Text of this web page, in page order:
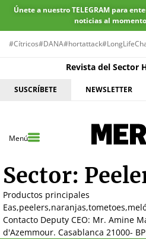
Únete a nuestro TELEGRAM para
noticias al momento
#Cítricos#DANA#hortattack
Revista del Sector
SUSCRÍBETE NEWSLETTER
Menú
Sector:
Productos principales
Contacto Deputy CEO: Mr. Amine
d'Azemmour. Casablanca 21000-